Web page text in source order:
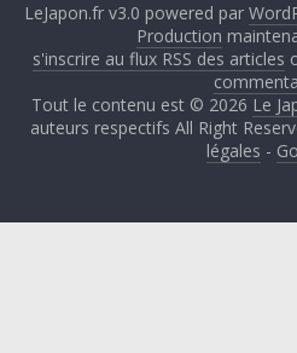
LeJapon.fr v3.0 powered par
Production
s'inscrire au flux RSS des articles
Tout le contenu est © 2026 Le
auteurs respectifs All Right
légales -